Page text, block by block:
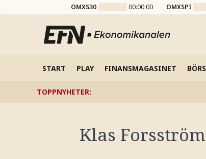
OMXS30 00:00:00 OMXSPI
START PLAY FINANSMAGASINET BÖRS
TOPPNYHETER:
Klas Forsström